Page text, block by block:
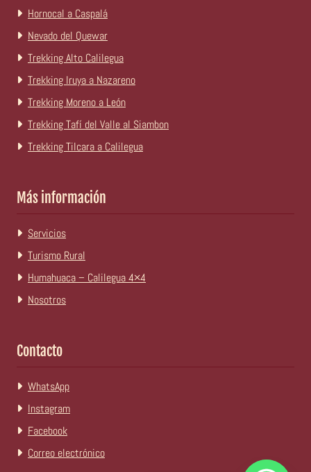
Hornocal a Caspalá
Nevado del Quewar
Trekking Alto Calilegua
Trekking Iruya a Nazareno
Trekking Moreno a León
Trekking Tafí del Valle al Siambon
Trekking Tilcara a Calilegua
Más información
Servicios
Turismo Rural
Humahuaca – Calilegua 4×4
Nosotros
Contacto
WhatsApp
Instagram
Facebook
Correo electrónico